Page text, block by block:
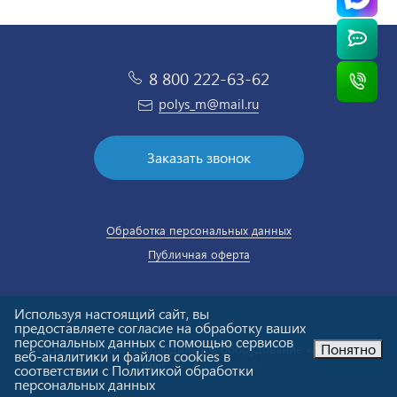
8 800 222-63-62
polys_m@mail.ru
Заказать звонок
Обработка персональных данных
Публичная оферта
© ООО «Полюс-М». Холодильное оборудование «под ключ».
Email:polys_m@mail.ru
Используя настоящий сайт, вы
предоставляете согласие на обработку ваших
персональных данных с помощью сервисов
веб-аналитики и файлов cookies в
соответствии с Политикой обработки
персональных данных
Понятно